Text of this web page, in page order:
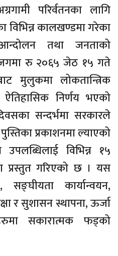
परिर्वतनका लागि
विभिन्न कालखण्डमा गरेका
तथा जनताको
जगमा रु २०६५ जेठ १५ गते
मुलुकमा लोकतान्त्रिक
ऐतिहासिक निर्णय भएको
सन्दर्भमा सरकारले
प्रकाशनमा ल्याएको
विभिन्न १५
प्रस्तुत गरिएको छ । यस
कार्यान्वयन,
र सुशासन स्थापना, ऊर्जा
सकारात्मक फड्को